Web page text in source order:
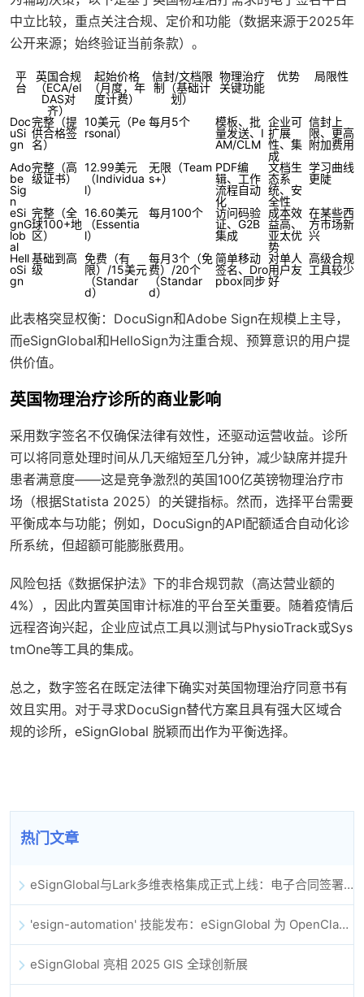
中立比较，重点关注合规、定价和功能（数据来源于2025年
公开来源；始终验证当前条款）。
平
台
英国合规
（ECA/eI
DAS对
齐）
起始价格
（月度，年
度计费）
信封/文档限
制（基础计
划）
物理治疗
关键功能
优势 局限性
Doc
uSi
gn
完整（提
供合格签
名）
10美元（Pe
rsonal）
每月5个
模板、批
量发送、I
AM/CLM
企业可
扩展
性、集
成
信封上
限、更高
附加费用
Ado
be
Sig
n
完整（高
级证书）
12.99美元
（Individua
l）
无限（Team
s+）
PDF编
辑、工作
流程自动
化
文档生
态系
统、安
全性
学习曲线
更陡
eSi
gnG
lob
al
完整（全
球100+地
区）
16.60美元
（Essentia
l）
每月100个
访问码验
证、G2B
集成
成本效
益高、
亚太优
势
在某些西
方市场新
兴
Hell
oSi
gn
基础到高
级
免费（有
限）/15美元
（Standar
d）
每月3个（免
费）/20个
（Standar
d）
简单移动
签名、Dro
pbox同步
对单人
用户友
好
高级合规
工具较少
此表格突显权衡：DocuSign和Adobe Sign在规模上主导，
而eSignGlobal和HelloSign为注重合规、预算意识的用户提
供价值。
英国物理治疗诊所的商业影响
采用数字签名不仅确保法律有效性，还驱动运营收益。诊所
可以将同意处理时间从几天缩短至几分钟，减少缺席并提升
患者满意度——这是竞争激烈的英国100亿英镑物理治疗市
场（根据Statista 2025）的关键指标。然而，选择平台需要
平衡成本与功能；例如，DocuSign的API配额适合自动化诊
所系统，但超额可能膨胀费用。
风险包括《数据保护法》下的非合规罚款（高达营业额的
4%），因此内置英国审计标准的平台至关重要。随着疫情后
远程咨询兴起，企业应试点工具以测试与PhysioTrack或Sys
tmOne等工具的集成。
总之，数字签名在既定法律下确实对英国物理治疗同意书有
效且实用。对于寻求DocuSign替代方案且具有强大区域合
规的诊所，eSignGlobal 脱颖而出作为平衡选择。
热门文章
eSignGlobal与Lark多维表格集成正式上线：电子合同签署归档全程自动化
'esign-automation' 技能发布：eSignGlobal 为 OpenClaw 提供自动化电子签名能力
eSignGlobal 亮相 2025 GIS 全球创新展